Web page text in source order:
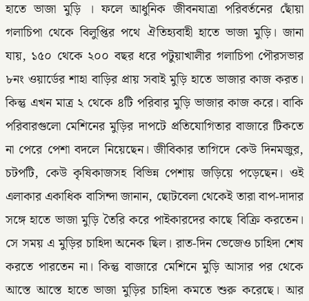
হাতে ভাজা মুড়ি । ফলে আধুনিক জীবনযাত্রা পরিবর্তনের ছোঁয়া
গলাচিপা থেকে বিলুপ্তির পথে ঐতিহ্যবাহী হাতে ভাজা মুড়ি। জানা
যায়, ১৫০ থেকে ২০০ বছর ধরে পটুয়াখালীর গলাচিপা পৌরসভার
৮নং ওয়ার্ডের শাহা বাড়ির প্রায় সবাই মুড়ি হাতে ভাজার কাজ করত।
কিন্তু এখন মাত্র ২ থেকে ৪টি পরিবার মুড়ি ভাজার কাজ করে। বাকি
পরিবারগুলো মেশিনের মুড়ির দাপটে প্রতিযোগিতার বাজারে টিকতে
না পেরে পেশা বদলে নিয়েছেন। জীবিকার তাগিদে কেউ দিনমজুর,
চটপটি, কেউ কৃষিকাজসহ বিভিন্ন পেশায় জড়িয়ে পড়েছেন। ওই
এলাকার একাধিক বাসিন্দা জানান, ছোটবেলা থেকেই তারা বাপ-দাদার
সঙ্গে হাতে ভাজা মুড়ি তৈরি করে পাইকারদের কাছে বিক্রি করতেন।
সে সময় এ মুড়ির চাহিদা অনেক ছিল। রাত-দিন ভেজেও চাহিদা শেষ
করতে পারতেন না। কিন্তু বাজারে মেশিনে মুড়ি আসার পর থেকে
আস্তে আস্তে হাতে ভাজা মুড়ির চাহিদা কমতে শুরু করেছে। আর